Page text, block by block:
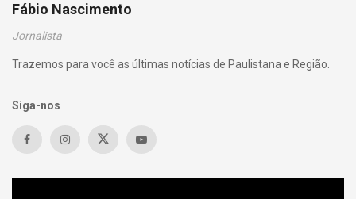
Fábio Nascimento
Jornalista
Trazemos para você as últimas notícias de Paulistana e Região.
Siga-nos